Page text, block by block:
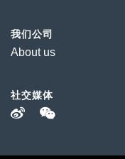
我们公司
About us
社交媒体